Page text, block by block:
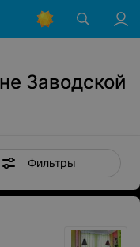
Заводской
Фильтры